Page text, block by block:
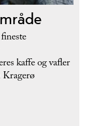
kaffe og vafler